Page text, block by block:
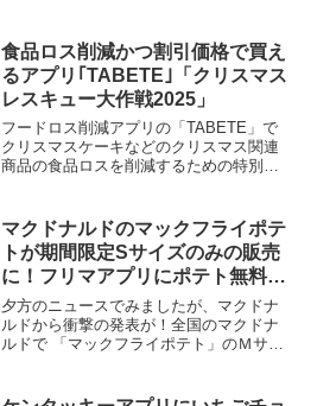
1,000円(税込)以上で1枚(500円)利...
食品ロス削減かつ割引価格で買え
るアプリ｢TABETE｣「クリスマス
レスキュー大作戦2025」
フードロス削減アプリの「TABETE」で
クリスマスケーキなどのクリスマス関連
商品の食品ロスを削減するための特別企
（ケーキ、惣菜、チキン、ベーカリーな
ど） をレスキュ...
マクドナルドのマックフライポテ
トが期間限定Sサイズのみの販売
に！フリマアプリにポテト無料引
換券あります！
夕方のニュースでみましたが、マクドナ
ルドから衝撃の発表が！全国のマクドナ
ルドで 「マックフライポテト」のＭサイ
の販売となり、セットのポテトもM,Lサイ